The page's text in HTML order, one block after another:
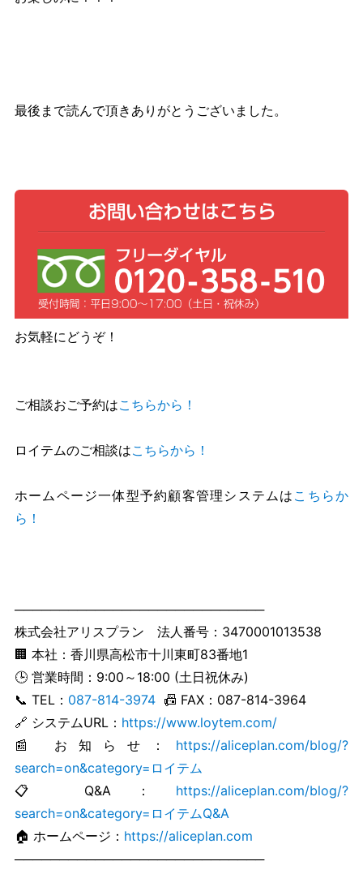
最後まで読んで頂きありがとうございました。
お気軽にどうぞ！
ご相談おご予約はこちらから！
ロイテムのご相談はこちらから！
ホームページ一体型予約顧客管理システムは こちらか
ら！
────────────────────────────
株式会社アリスプラン 法人番号：3470001013538
🏢 本社：香川県高松市十川東町83番地1
🕒 営業時間：9:00～18:00 (土日祝休み)
📞 TEL： 087-814-3974📠 FAX：087-814-3964
🔗 システムURL： https://www.loytem.com/
📰 お知らせ： https://aliceplan.com/blog/?
search=on&category=ロイテム
📋 Q&A： https://aliceplan.com/blog/?
search=on&category=ロイテムQ&A
🏠 ホームページ： https://aliceplan.com
────────────────────────────